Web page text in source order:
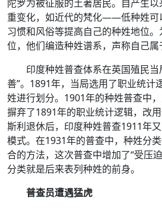
陀罗为被征服的土著居民。自产生
重变化，如近代的梵化——低种姓可
习惯和风俗等提高自己的种姓地位
位，他们编造种姓谱系，声称自己属
印度种姓普查体系在英国殖民
善”。1891年，当局选用了职业统计
姓进行划分。1901年的种姓普查中
摒弃了1891年的职业统计逻辑，改
斯利退休后，印度种姓普查1911年
模式。在1931年的普查中，种姓分
合的方法，这次普查中增加了“受压
分类就是后来表列种姓的前身。
普查员遭遇猛虎